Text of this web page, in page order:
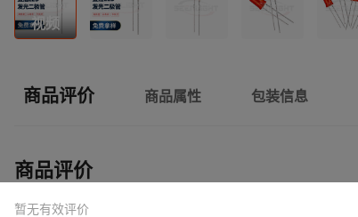
视频
商品评价 商品属性 包装信息
商品评价
暂无有效评价